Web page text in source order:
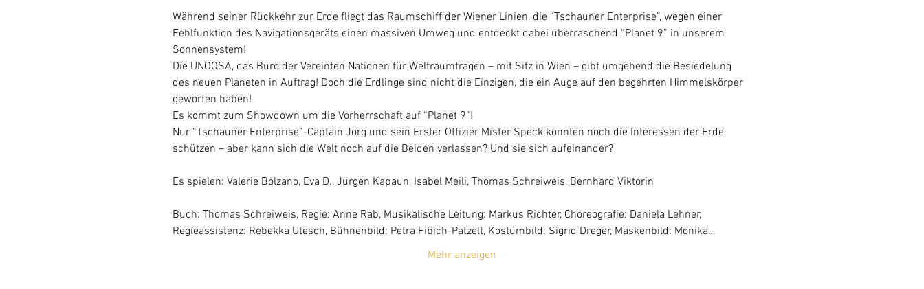
Während seiner Rückkehr zur Erde fliegt das Raumschiff der Wiener Linien, die “Tschauner Enterprise”, wegen einer
Fehlfunktion des Navigationsgeräts einen massiven Umweg und entdeckt dabei überraschend “Planet 9” in unserem
Sonnensystem!
Die UNOOSA, das Büro der Vereinten Nationen für Weltraumfragen – mit Sitz in Wien – gibt umgehend die Besiedelung
des neuen Planeten in Auftrag! Doch die Erdlinge sind nicht die Einzigen, die ein Auge auf den begehrten Himmelskörper
geworfen haben!
Es kommt zum Showdown um die Vorherrschaft auf “Planet 9”!
Nur “Tschauner Enterprise”-Captain Jörg und sein Erster Offizier Mister Speck könnten noch die Interessen der Erde
schützen – aber kann sich die Welt noch auf die Beiden verlassen? Und sie sich aufeinander?
Es spielen: Valerie Bolzano, Eva D., Jürgen Kapaun, Isabel Meili, Thomas Schreiweis, Bernhard Viktorin
Buch: Thomas Schreiweis, Regie: Anne Rab, Musikalische Leitung: Markus Richter, Choreografie: Daniela Lehner,
Regieassistenz: Rebekka Utesch, Bühnenbild: Petra Fibich-Patzelt, Kostümbild: Sigrid Dreger, Maskenbild: Monika…
Mehr anzeigen